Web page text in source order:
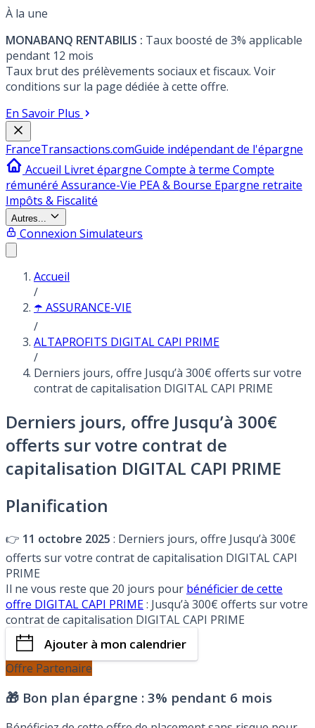
À la une
MONABANQ RENTABILIS : Taux boosté de 3% applicable
pendant 12 mois
Taux brut des prélèvements sociaux et fiscaux. Voir
conditions sur la page dédiée à cette offre.
En Savoir Plus
FranceTransactions.comGuide indépendant de l'épargne
Accueil Livret épargne Compte à terme Compte
rémunéré Assurance-Vie PEA & Bourse Epargne retraite
Impôts & Fiscalité
Autres...
Connexion Simulateurs
Accueil
/
☂️ ASSURANCE-VIE
/
ALTAPROFITS DIGITAL CAPI PRIME
/
Derniers jours, offre Jusqu’à 300€ offerts sur votre
contrat de capitalisation DIGITAL CAPI PRIME
Derniers jours, offre Jusqu’à 300€
offerts sur votre contrat de
capitalisation DIGITAL CAPI PRIME
Planification
👉 11 octobre 2025 : Derniers jours, offre Jusqu’à 300€
offerts sur votre contrat de capitalisation DIGITAL CAPI
PRIME
Il ne vous reste que 20 jours pour bénéficier de cette
offre DIGITAL CAPI PRIME: Jusqu’à 300€ offerts sur votre
contrat de capitalisation DIGITAL CAPI PRIME
Ajouter à mon calendrier
Offre Partenaire
🎁 Bon plan épargne : 3% pendant 6 mois